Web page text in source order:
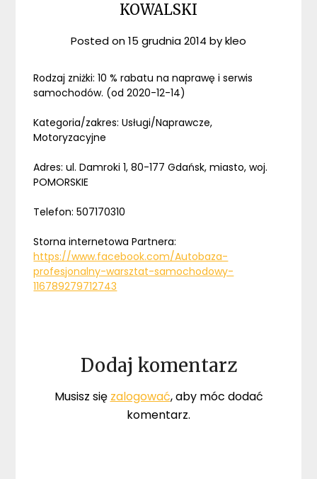
KOWALSKI
Posted on15 grudnia 2014 bykleo
Rodzaj zniżki: 10 % rabatu na naprawę i serwis
samochodów. (od 2020-12-14)
Kategoria/zakres: Usługi/Naprawcze,
Motoryzacyjne
Adres: ul. Damroki 1, 80-177 Gdańsk, miasto, woj.
POMORSKIE
Telefon: 507170310
Storna internetowa Partnera:
https://www.facebook.com/Autobaza-
profesjonalny-warsztat-samochodowy-
116789279712743
Dodaj komentarz
Musisz się zalogować, aby móc dodać
komentarz.